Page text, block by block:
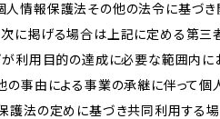
人情報保護法その他の法令に基づ
次に掲げる場合は上記に定める第三
プが利用目的の達成に必要な範囲
他の事由による事業の承継に伴って
保護法の定めに基づき共同利用する